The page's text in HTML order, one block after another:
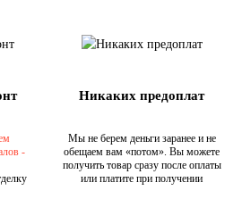
-
Никаких предоплат
Мы не берем деньги заранее и не
обещаем вам «потом». Вы можете
получить товар сразу после оплаты
или платите при получении